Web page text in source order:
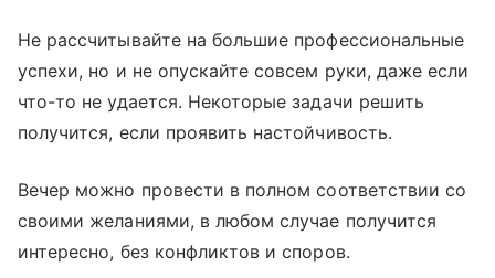
Не рассчитывайте на большие профессиональные
успехи, но и не опускайте совсем руки, даже если
что-то не удается. Некоторые задачи решить
получится, если проявить настойчивость.
Вечер можно провести в полном соответствии со
своими желаниями, в любом случае получится
интересно, без конфликтов и споров.